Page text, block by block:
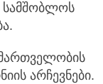
სამშობლოს
არჩევნები.